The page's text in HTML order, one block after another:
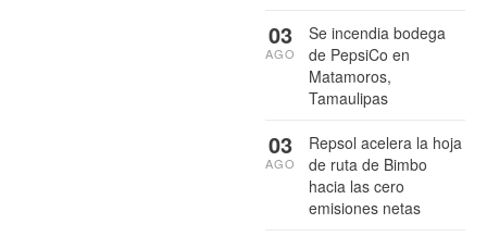
Se incendia bodega
de PepsiCo en
Matamoros,
Tamaulipas
03
AGO
Repsol acelera la hoja
de ruta de Bimbo
hacia las cero
emisiones netas
03
AGO